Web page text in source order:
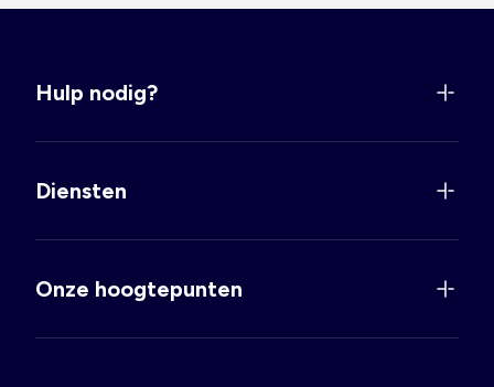
Hulp nodig?
Diensten
Onze hoogtepunten